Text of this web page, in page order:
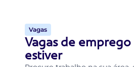
Vagas
Vagas de
estiver